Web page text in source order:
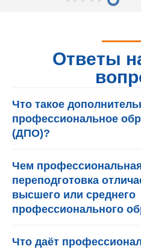
Ответы
Что такое
профессиональное
(ДПО)?
Чем
переподготовка
высшего или среднего
профессионального
Что даёт